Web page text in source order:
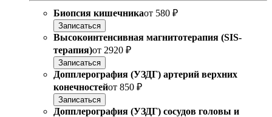
Биопсия кишечникаот 580 ₽
Записаться
Высокоинтенсивная магнитотерапия (SIS-
терапия)от 2920 ₽
Записаться
Допплерография (УЗДГ) артерий верхних
конечностейот 850 ₽
Записаться
Допплерография (УЗДГ) сосудов головы и